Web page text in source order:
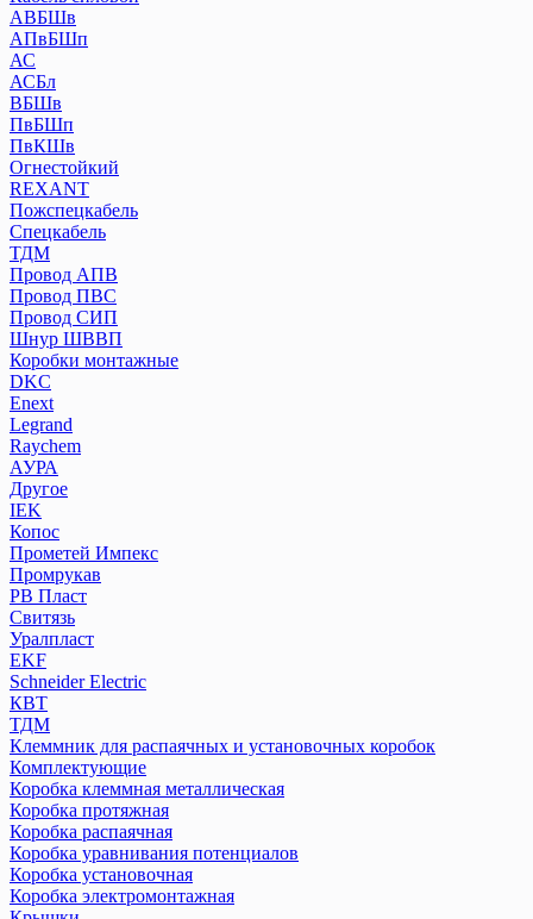
АВБШв
АПвБШп
АС
АСБл
ВБШв
ПвБШп
ПвКШв
Огнестойкий
REXANT
Пожспецкабель
Спецкабель
ТДМ
Провод АПВ
Провод ПВС
Провод СИП
Шнур ШВВП
Коробки монтажные
DKC
Enext
Legrand
Raychem
АУРА
Другое
IEK
Копос
Прометей Импекс
Промрукав
РВ Пласт
Свитязь
Уралпласт
EKF
Schneider Electric
КВТ
ТДМ
Клеммник для распаячных и установочных коробок
Комплектующие
Коробка клеммная металлическая
Коробка протяжная
Коробка распаячная
Коробка уравнивания потенциалов
Коробка установочная
Коробка электромонтажная